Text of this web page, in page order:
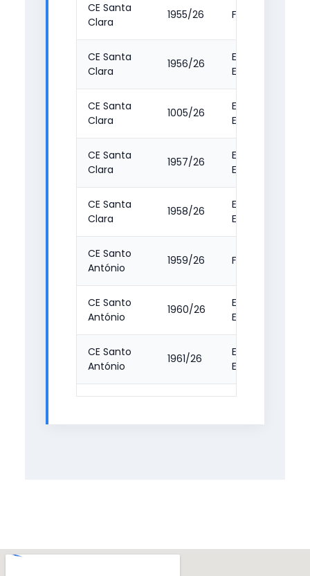
CE Santa
Clara
1955/26 FMC
CE Santa
Clara
1956/26
EFA B3 -
Escolar
CE Santa
Clara
1005/26
EFA B3 -
Escolar
CE Santa
Clara
1957/26
EFA B2 -
Escolar
CE Santa
Clara
1958/26
EFA NS -
Escolar
CE Santo
António
1959/26 FMC
CE Santo
António
1960/26
EFA B3 -
Escolar
CE Santo
António
1961/26
EFA NS -
Escolar
CE Santo
EFA NS -
CE Santo
1006/26